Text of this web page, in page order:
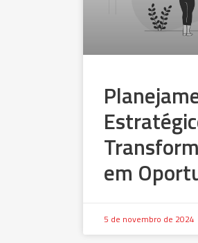
em
5 de novembro de 2024